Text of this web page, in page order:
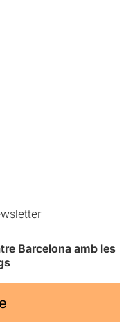
Barcelona amb les